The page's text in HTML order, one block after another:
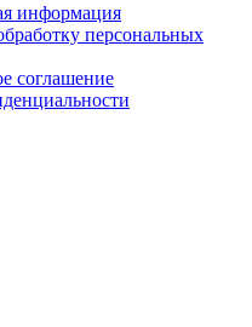
информация
персональных
соглашение